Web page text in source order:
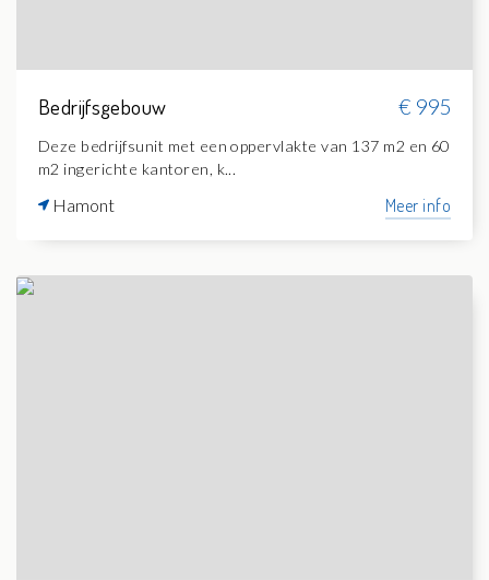
Bedrijfsgebouw € 995
Deze bedrijfsunit met een oppervlakte van 137 m2 en 60
m2 ingerichte kantoren, k...
Hamont Meer info